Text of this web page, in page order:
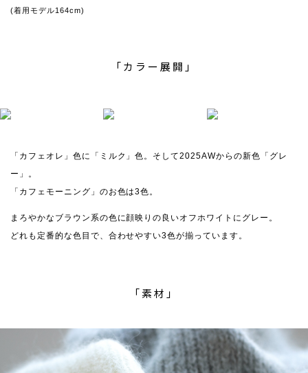
(着用モデル164cm)
「カラー展開」
「カフェオレ」色に「ミルク」色。そして2025AWからの新色「グレ
ー」。
「カフェモーニング」のお色は3色。
まろやかなブラウン系の色に顔映りの良いオフホワイトにグレー。
どれも定番的な色目で、合わせやすい3色が揃っています。
「素材」